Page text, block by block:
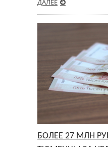
ДАЛЕЕ
БОЛЕЕ 27 МЛН